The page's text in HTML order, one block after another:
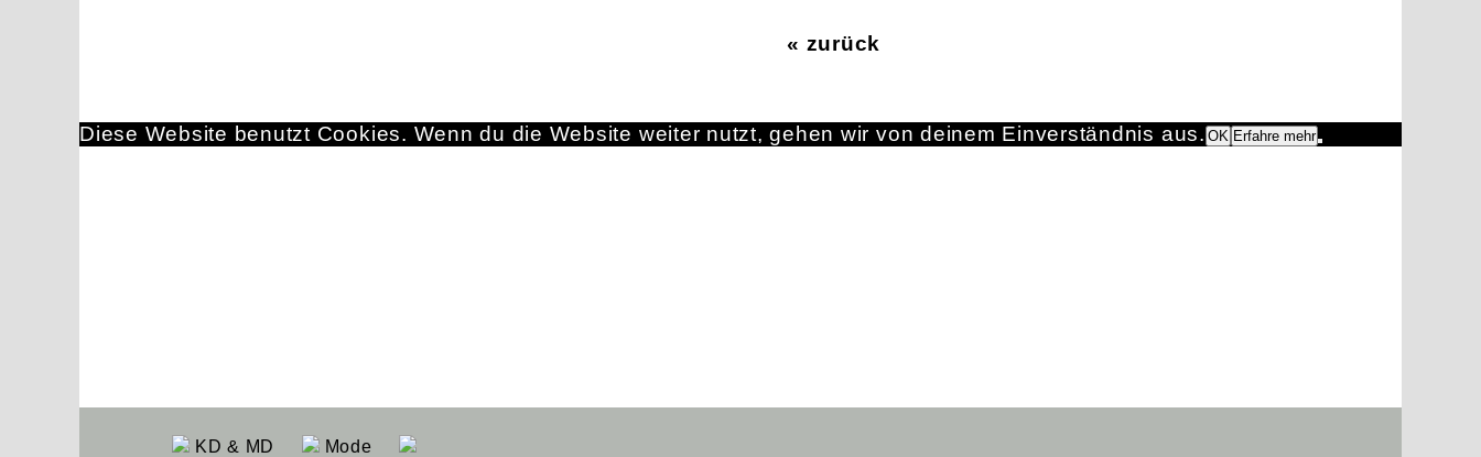
« zurück
KD & MD Mode
Diese Website benutzt Cookies. Wenn du die Website weiter nutzt, gehen wir von deinem Einverständnis aus. OK Erfahre mehr